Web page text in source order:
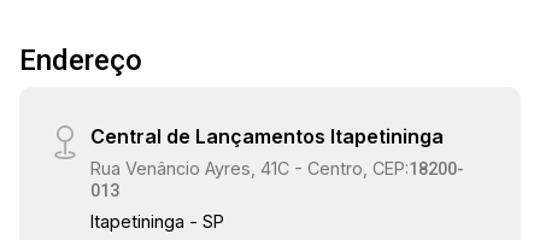
Endereço
Central de Lançamentos Itapetininga
Rua Venâncio Ayres, 41C - Centro, CEP:18200-
013
Itapetininga - SP